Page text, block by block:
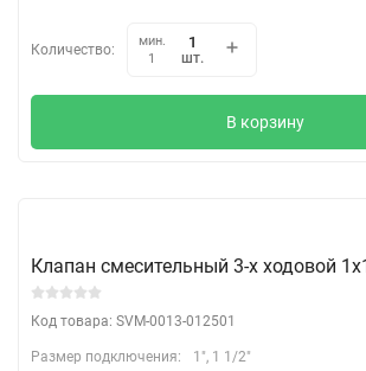
Количество:
мин.
1
шт.
В корзину
Клапан смесительный 3-х ходовой
Код товара: SVM-0013-012501
Размер подключения:
1", 1 1/2"